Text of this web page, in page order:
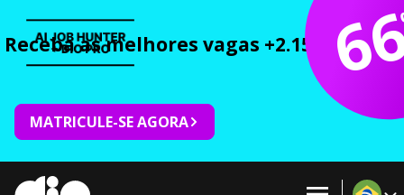
Receba as melhores vagas +2.150 cursos
MATRICULE-SE AGORA